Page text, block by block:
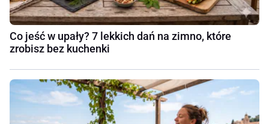
Co jeść w upały? 7 lekkich dań na zimno, które
zrobisz bez kuchenki